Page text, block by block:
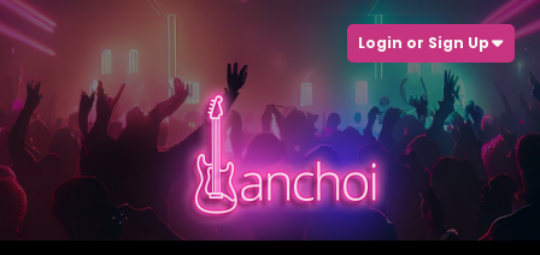
Login or Sign Up